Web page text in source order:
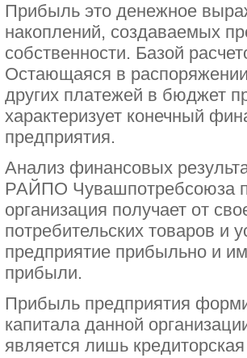
Прибыль это денежное
накоплений, создаваемых
собственности. Базой
Остающаяся в
других платежей в бюджет
характеризует конечный
предприятия.
Анализ финансовых
РАЙПО Чувашпотребсоюза
организация получает от
потребительских товаров и
предприятие прибыльно и
прибыли.
Прибыль предприятия
капитала данной
является лишь